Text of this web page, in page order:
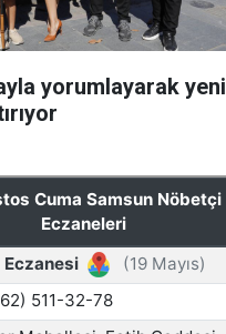
yorumlayarak yeni